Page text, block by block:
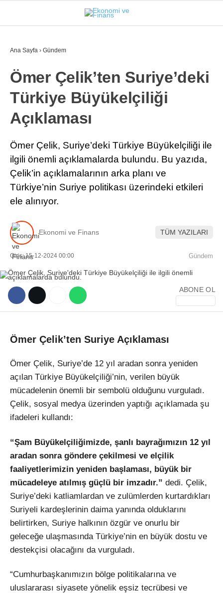
İSTANBUL
GÜNDEM
EKONOMI
FINANS
BORSA
KRIPTO
SEKTÖRLER
TEKNOLOJI
OTOMOBIL
Ana Sayfa › Gündem
Ömer Çelik’ten Suriye’deki
Türkiye Büyükelçiliği
Açıklaması
Ömer Çelik, Suriye’deki Türkiye Büyükelçiliği ile
ilgili önemli açıklamalarda bulundu. Bu yazıda,
Çelik’in açıklamalarının arka planı ve
Türkiye’nin Suriye politikası üzerindeki etkileri
ele alınıyor.
Ekonomi ve Finans TÜM YAZILARI
Giriş: 15-12-2024 00:00 Gündem
ABONE OL
Ömer Çelik’ten Suriye Açıklaması
Ömer Çelik, Suriye’de 12 yıl aradan sonra yeniden
açılan Türkiye Büyükelçiliği’nin, verilen büyük
mücadelenin önemli bir sembolü olduğunu vurguladı.
Çelik, sosyal medya üzerinden yaptığı açıklamada şu
ifadeleri kullandı:
“Şam Büyükelçiliğimizde, şanlı bayrağımızın 12 yıl
aradan sonra göndere çekilmesi ve elçilik
faaliyetlerimizin yeniden başlaması, büyük bir
mücadeleye atılmış güçlü bir imzadır.” dedi. Çelik,
Suriye’deki katliamlardan ve zulümlerden kurtardıkları
Suriyeli kardeşlerinin daima yanında olduklarını
belirtirken, Suriye halkının özgür ve onurlu bir
geleceğe ulaşmasında Türkiye’nin en büyük dostu ve
destekçisi olacağını da vurguladı.
“Cumhurbaşkanımızın bölge politikalarına ve
uluslararası siyasete yönelik eşsiz tecrübesi ve